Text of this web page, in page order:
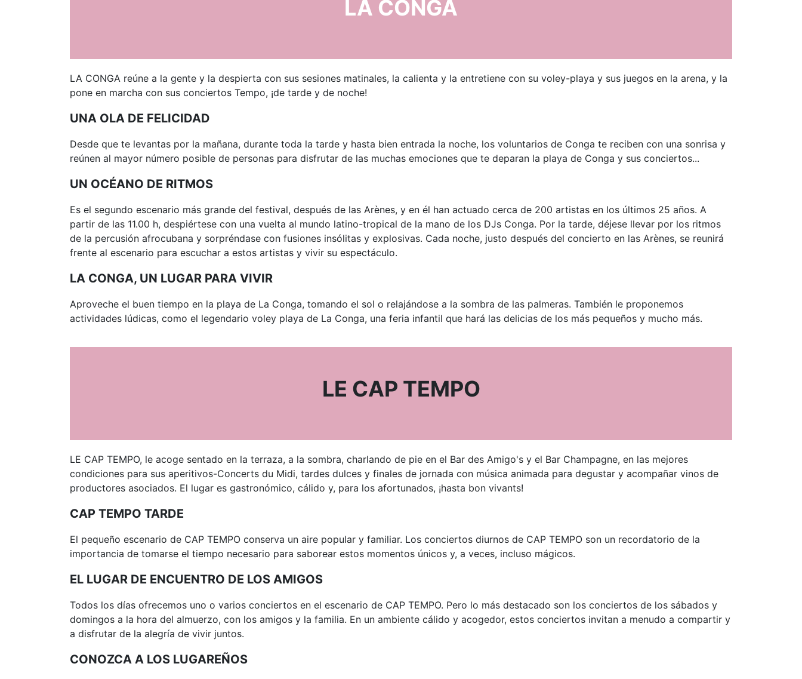
LA CONGA
LA CONGA reúne a la gente y la despierta con sus sesiones matinales, la calienta y la entretiene con su voley-playa y sus juegos en la arena, y la
pone en marcha con sus conciertos Tempo, ¡de tarde y de noche!
UNA OLA DE FELICIDAD
Desde que te levantas por la mañana, durante toda la tarde y hasta bien entrada la noche, los voluntarios de Conga te reciben con una sonrisa y
reúnen al mayor número posible de personas para disfrutar de las muchas emociones que te deparan la playa de Conga y sus conciertos...
UN OCÉANO DE RITMOS
Es el segundo escenario más grande del festival, después de las Arènes, y en él han actuado cerca de 200 artistas en los últimos 25 años. A
partir de las 11.00 h, despiértese con una vuelta al mundo latino-tropical de la mano de los DJs Conga. Por la tarde, déjese llevar por los ritmos
de la percusión afrocubana y sorpréndase con fusiones insólitas y explosivas. Cada noche, justo después del concierto en las Arènes, se reunirá
frente al escenario para escuchar a estos artistas y vivir su espectáculo.
LA CONGA, UN LUGAR PARA VIVIR
Aproveche el buen tiempo en la playa de La Conga, tomando el sol o relajándose a la sombra de las palmeras. También le proponemos
actividades lúdicas, como el legendario voley playa de La Conga, una feria infantil que hará las delicias de los más pequeños y mucho más.
LE CAP TEMPO
LE CAP TEMPO, le acoge sentado en la terraza, a la sombra, charlando de pie en el Bar des Amigo's y el Bar Champagne, en las mejores
condiciones para sus aperitivos-Concerts du Midi, tardes dulces y finales de jornada con música animada para degustar y acompañar vinos de
productores asociados. El lugar es gastronómico, cálido y, para los afortunados, ¡hasta bon vivants!
CAP TEMPO TARDE
El pequeño escenario de CAP TEMPO conserva un aire popular y familiar. Los conciertos diurnos de CAP TEMPO son un recordatorio de la
importancia de tomarse el tiempo necesario para saborear estos momentos únicos y, a veces, incluso mágicos.
EL LUGAR DE ENCUENTRO DE LOS AMIGOS
Todos los días ofrecemos uno o varios conciertos en el escenario de CAP TEMPO. Pero lo más destacado son los conciertos de los sábados y
domingos a la hora del almuerzo, con los amigos y la familia. En un ambiente cálido y acogedor, estos conciertos invitan a menudo a compartir y
a disfrutar de la alegría de vivir juntos.
CONOZCA A LOS LUGAREÑOS